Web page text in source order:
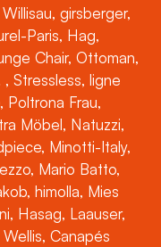
girsberger,
Paris, Hag,
Chair, Ottoman,
Stressless, ligne
Poltrona Frau,
Möbel, Natuzzi,
Minotti-Italy,
Mario Batto,
himolla, Mies
Hasag, Laauser,
Canapés